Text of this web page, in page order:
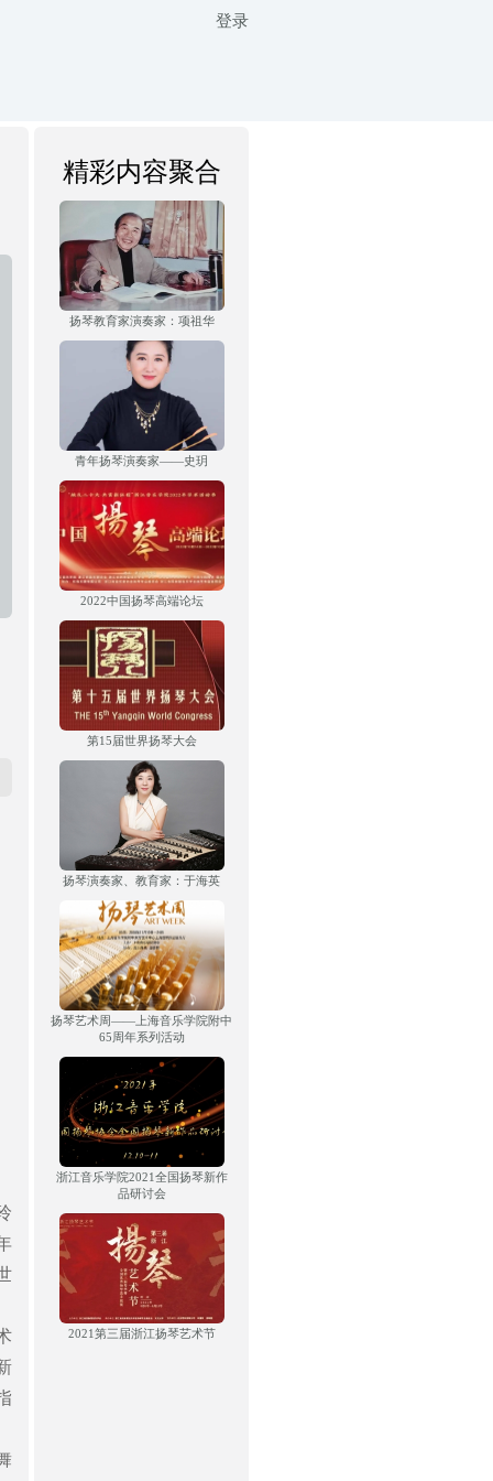
登录
精彩内容聚合
扬琴教育家演奏家：项祖华
青年扬琴演奏家——史玥
2022中国扬琴高端论坛
第15届世界扬琴大会
扬琴演奏家、教育家：于海英
扬琴艺术周——上海音乐学院附中
65周年系列活动
浙江音乐学院2021全国扬琴新作
品研讨会
2021第三届浙江扬琴艺术节